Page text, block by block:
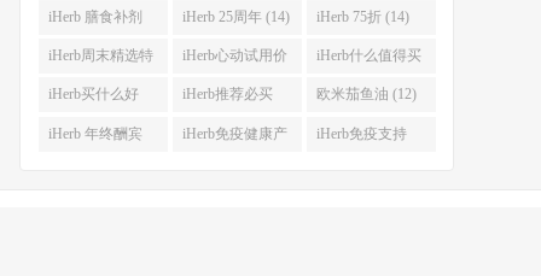
(15) (14) (14)
iHerb 膳食补剂
(14)
iHerb 25周年 (14) iHerb 75折 (14)
iHerb周末精选特
惠 (13)
iHerb心动试用价
(13)
iHerb什么值得买
(12)
iHerb买什么好
(12)
iHerb推荐必买
(12)
欧米茄鱼油 (12)
iHerb 年终酬宾 iHerb免疫健康产 iHerb免疫支持